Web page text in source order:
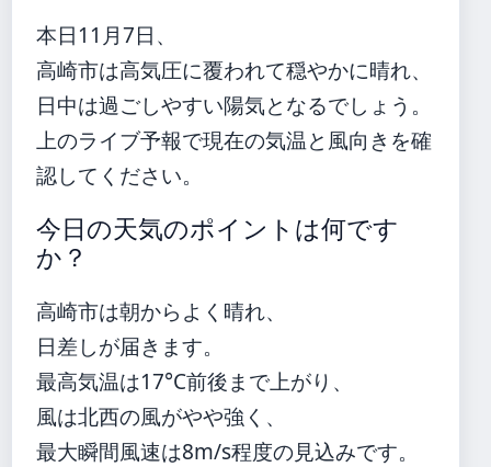
本日11月7日、
高崎市は高気圧に覆われて穏やかに晴れ、
日中は過ごしやすい陽気となるでしょう。
上のライブ予報で現在の気温と風向きを確
認してください。
今日の天気のポイントは何です
か？
高崎市は朝からよく晴れ、
日差しが届きます。
最高気温は17°C前後まで上がり、
風は北西の風がやや強く、
最大瞬間風速は8m/s程度の見込みです。